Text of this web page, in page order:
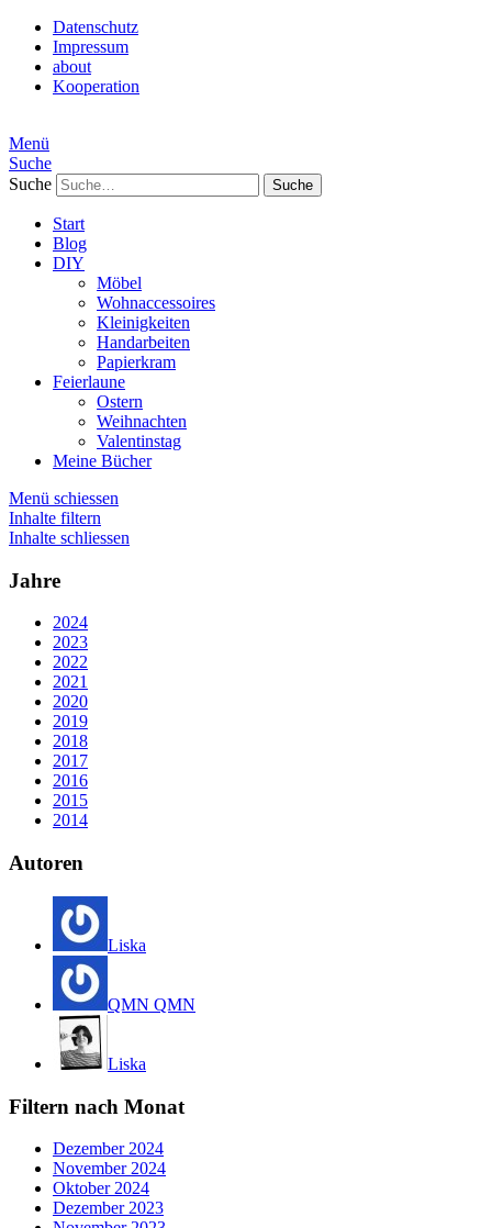
Datenschutz
Impressum
about
Kooperation
Menü
Suche
Suche
Start
Blog
DIY
Möbel
Wohnaccessoires
Kleinigkeiten
Handarbeiten
Papierkram
Feierlaune
Ostern
Weihnachten
Valentinstag
Meine Bücher
Menü schiessen
Inhalte filtern
Inhalte schliessen
Jahre
2024
2023
2022
2021
2020
2019
2018
2017
2016
2015
2014
Autoren
Liska
QMN QMN
Liska
Filtern nach Monat
Dezember 2024
November 2024
Oktober 2024
Dezember 2023